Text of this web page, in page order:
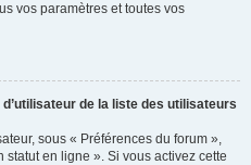
vos paramètres et toutes vos
de la liste des utilisateurs
sous « Préférences du forum »,
statut en ligne ». Si vous activez cette